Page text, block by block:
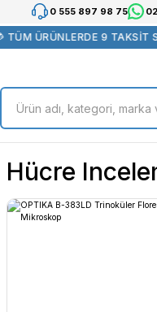
0 555 897 98 75
TÜM ÜRÜNLERDE 9 TAKSİT
Hücre